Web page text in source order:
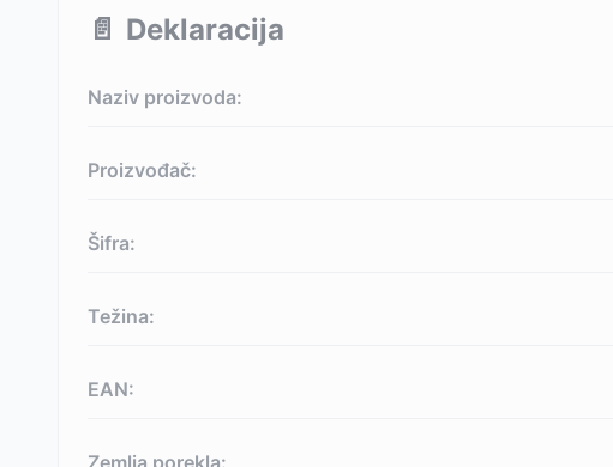
📄 Deklaracija
Naziv proizvoda:
Proizvođač:
Šifra:
Težina:
EAN:
Zemlja porekla: